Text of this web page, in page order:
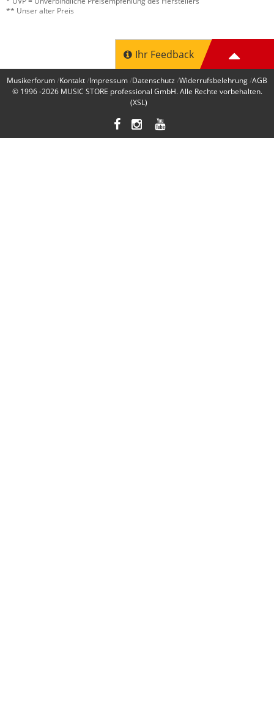
** Unser alter Preis
Ihr Feedback
Musikerforum Kontakt Impressum Datenschutz Widerrufsbelehrung AGB
© 1996 -2026 MUSIC STORE professional GmbH. Alle Rechte vorbehalten.
(XSL)